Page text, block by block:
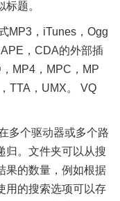
题。
MP3，iTunes，Ogg
，CDA的外部插
MP4，MPC，MP
TTA，UMX。 VQ
多个驱动器或多个路
归。文件夹可以从搜
果的数量，例如根据
用的搜索选项可以存